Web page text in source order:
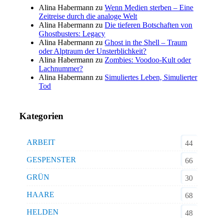
Alina Habermann zuWenn Medien sterben – Eine
Zeitreise durch die analoge Welt
Alina Habermann zuDie tieferen Botschaften von
Ghostbusters: Legacy
Alina Habermann zuGhost in the Shell – Traum
oder Alptraum der Unsterblichkeit?
Alina Habermann zu Zombies: Voodoo-Kult oder
Lachnummer?
Alina Habermann zu Simuliertes Leben, Simulierter
Tod
Kategorien
ARBEIT
44
GESPENSTER
66
GRÜN
30
HAARE
68
HELDEN
48